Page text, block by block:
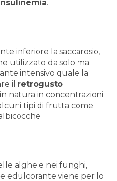
.
inferiore la saccarosio,
utilizzato da solo ma
intensivo quale la
il retrogusto
in natura in concentrazioni
tipi di frutta come
alghe e nei funghi,
edulcorante viene per lo